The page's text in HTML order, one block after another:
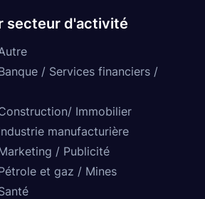
secteur d'activité
/ Services financiers /
Immobilier
manufacturière
/ Publicité
et gaz / Mines